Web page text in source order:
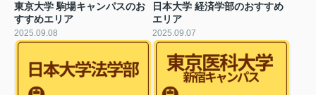
東京大学 駒場キャンパスのお
すすめエリア
2025.09.08
日本大学 経済学部のおすすめ
エリア
2025.09.07